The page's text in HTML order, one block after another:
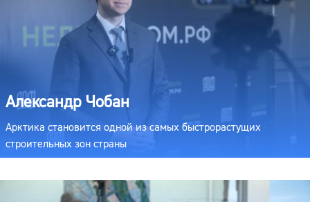
Александр Чобан
Арктика становится одной из самых быстрорастущих
строительных зон страны